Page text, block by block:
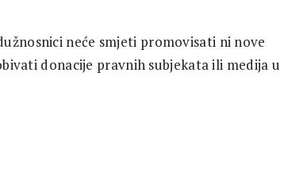
neće smjeti promovisati ni nove
donacije pravnih subjekata ili medija u